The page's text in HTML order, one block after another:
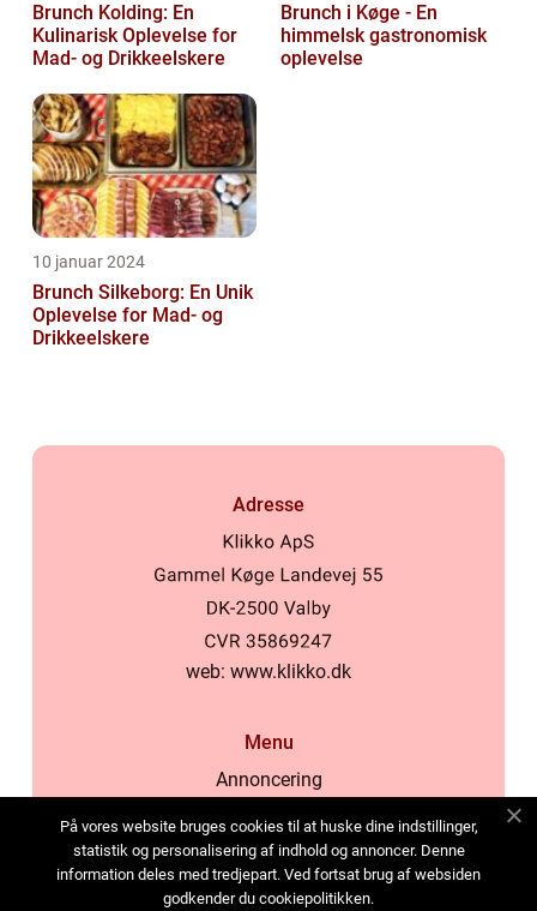
Brunch Kolding: En
Kulinarisk Oplevelse for
Mad- og Drikkeelskere
Brunch i Køge - En
himmelsk gastronomisk
oplevelse
10 januar 2024
Brunch Silkeborg: En Unik
Oplevelse for Mad- og
Drikkeelskere
Adresse
web: www.klikko.dk
Menu
Annoncering
Cookies
Kontakt os
På vores website bruges cookies til at huske dine indstillinger,
statistik og personalisering af indhold og annoncer. Denne
information deles med tredjepart. Ved fortsat brug af websiden
godkender du cookiepolitikken.